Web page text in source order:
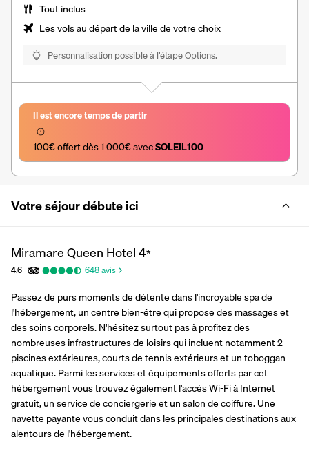
Tout inclus
Les vols au départ de la ville de votre choix
Personnalisation possible à l’étape Options.
Il est encore temps de partir
100€ offert dès 1 000€ avec SOLEIL100
Votre séjour débute ici
Miramare Queen Hotel4*
4,6 648avis
Passez de purs moments de détente dans l'incroyable spa de
l'hébergement, un centre bien-être qui propose des massages et
des soins corporels. N'hésitez surtout pas à profitez des
nombreuses infrastructures de loisirs qui incluent notamment 2
piscines extérieures, courts de tennis extérieurs et un toboggan
aquatique. Parmi les services et équipements offerts par cet
hébergement vous trouvez également l'accès Wi-Fi à Internet
gratuit, un service de conciergerie et un salon de coiffure. Une
navette payante vous conduit dans les principales destinations aux
alentours de l'hébergement.